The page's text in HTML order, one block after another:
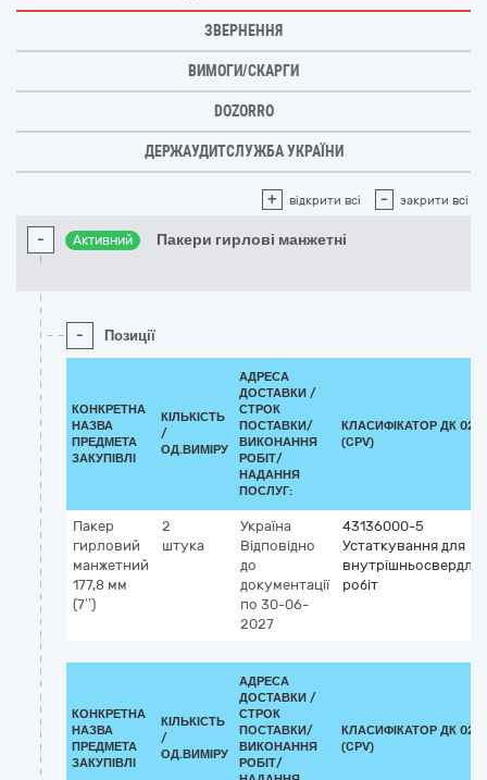
ЗВЕРНЕННЯ
ВИМОГИ/СКАРГИ
DOZORRO
ДЕРЖАУДИТСЛУЖБА УКРАЇНИ
+ відкрити всі - закрити всі
- Активний Пакери гирлові манжетні
- Позиції
КОНКРЕТНА
НАЗВА
ПРЕДМЕТА
ЗАКУПІВЛІ
КІЛЬКІСТЬ
/
ОД.ВИМІРУ
АДРЕСА
ДОСТАВКИ /
СТРОК
ПОСТАВКИ/
ВИКОНАННЯ
РОБІТ/
НАДАННЯ
ПОСЛУГ:
КЛАСИФІКАТОР ДК
(CPV)
Пакер
гирловий
манжетний
177,8 мм
(7’’)
2
штука
Україна
Відповідно
до
документації
по 30-06-
2027
43136000-5
Устаткування для
робіт
КОНКРЕТНА
НАЗВА
ПРЕДМЕТА
ЗАКУПІВЛІ
КІЛЬКІСТЬ
/
ОД.ВИМІРУ
АДРЕСА
ДОСТАВКИ /
СТРОК
ПОСТАВКИ/
ВИКОНАННЯ
РОБІТ/
КЛАСИФІКАТОР ДК
(CPV)